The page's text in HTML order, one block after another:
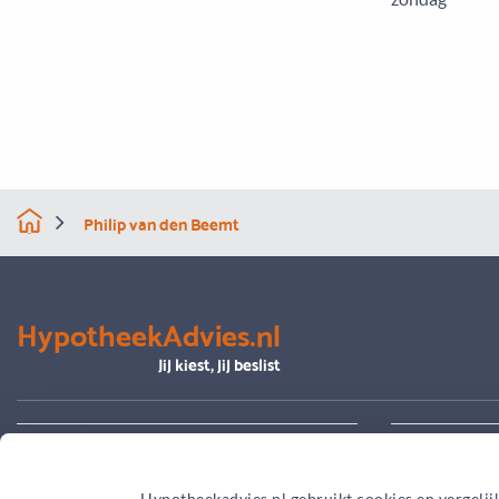
Philip van den Beemt
HypotheekAdvies.nl
Jij kiest, jij beslist